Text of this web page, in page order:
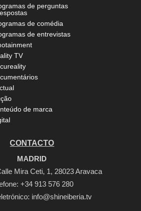
de perguntas
de comédia
de entrevistas
TV
de marca
CONTACTO
MADRID
Mira Ceti, 1, 28023 Aravaca
+34 913 576 280
info@shineiberia.tv